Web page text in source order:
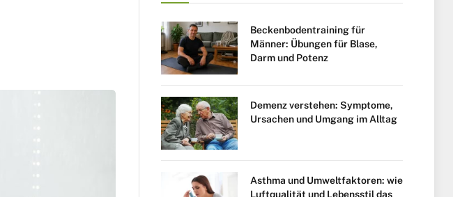
Beckenbodentraining für
Männer: Übungen für Blase,
Darm und Potenz
Demenz verstehen: Symptome,
Ursachen und Umgang im Alltag
Asthma und Umweltfaktoren: wie
Luftqualität und Lebensstil das